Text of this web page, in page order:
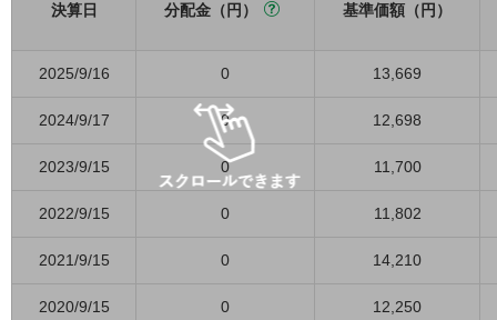
決算日 分配金（円） 基準価額（円）
2025/9/16 0 13,669
2024/9/17 0 12,698
2023/9/15 0 11,700
2022/9/15 0 11,802
2021/9/15 0 14,210
2020/9/15 0 12,250